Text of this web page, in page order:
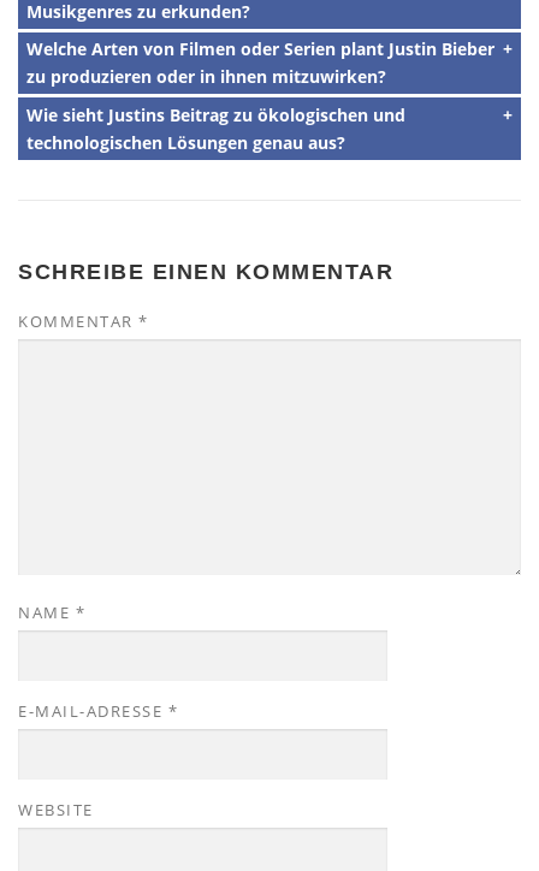
Musikgenres zu erkunden?
Welche Arten von Filmen oder Serien plant Justin Bieber
zu produzieren oder in ihnen mitzuwirken?
Wie sieht Justins Beitrag zu ökologischen und
technologischen Lösungen genau aus?
SCHREIBE EINEN KOMMENTAR
KOMMENTAR *
NAME *
E-MAIL-ADRESSE *
WEBSITE